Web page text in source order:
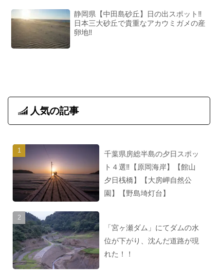
静岡県【中田島砂丘】日の出スポット‼︎
日本三大砂丘で貴重なアカウミガメの産
卵地‼︎
人気の記事
千葉県房総半島の夕日スポッ
ト４選‼︎【原岡海岸】【館山
夕日桟橋】【大房岬自然公
園】【野島埼灯台】
「宮ヶ瀬ダム」にてダムの水
位が下がり、沈んだ道路が現
れた！！